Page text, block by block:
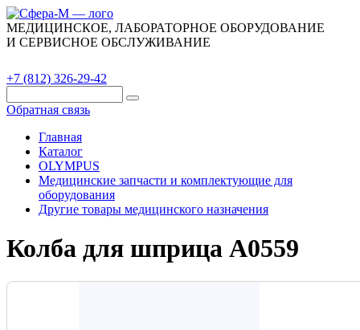
МЕДИЦИНСКОЕ, ЛАБОРАТОРНОЕ ОБОРУДОВАНИЕ
И СЕРВИСНОЕ ОБСЛУЖИВАНИЕ
+7 (812) 326-29-42
Обратная связь
Главная
Каталог
OLYMPUS
Медицинские запчасти и комплектующие для
оборудования
Другие товары медицинского назначения
Колба для шприца A0559